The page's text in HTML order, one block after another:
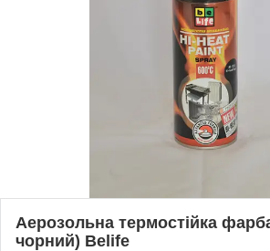
Аерозольна термостійка
чорний) Belife